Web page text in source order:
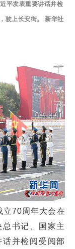
平发表重要讲话并检
驶上长安街。 新华社
70周年大会在
书记、国家主
并检阅受阅部